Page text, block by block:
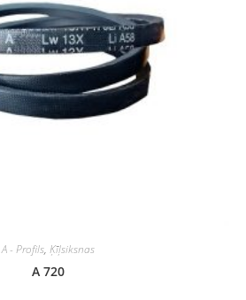
A - Profils, Ķīļsiksnas
A 720